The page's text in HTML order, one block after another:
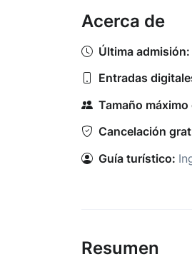
Acerca de
Última admisión:
Entradas
Tamaño
Cancelación
Guía turístico:
Resumen